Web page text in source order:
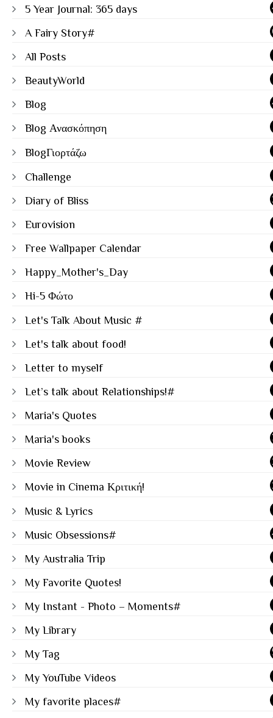
5 Year Journal: 365 days
A Fairy Story#
All Posts
BeautyWorld
Blog
Blog Ανασκόπηση
BlogΓιορτάζω
Challenge
Diary of Bliss
Eurovision
Free Wallpaper Calendar
Happy_Mother's_Day
Hi-5 Φώτο
Let's Talk About Music #
Let's talk about food!
Letter to myself
Let’s talk about Relationships!#
Maria's Quotes
Maria's books
Movie Review
Movie in Cinema Κριτική!
Music & Lyrics
Music Obsessions#
My Australia Trip
My Favorite Quotes!
My Instant - Photo – Moments#
My Library
My Tag
My YouTube Videos
My favorite places#